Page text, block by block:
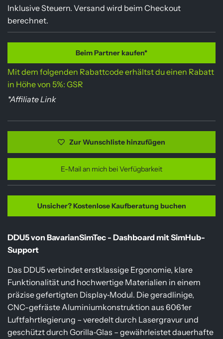
o
n
e
r
p
e
i
e
g
l
ä
r
r
P
i
s
Inklusive Steuern. Versand wird beim Checkout
berechnet.
Beim Partner kaufen*
Mit dem folgenden Rabattcode erhältst du einen Rabatt
in Höhe von 5%: GSR
*Affiliate Link
Zur Wunschliste hinzufügen
E-Mail an mich bei Verfügbarkeit
Unsicher? Kostenlose Kaufberatung buchen
DDU5 von BavarianSimTec - Dashboard mit SimHub-
Support
Das DDU5 verbindet erstklassige Ergonomie, klare
Funktionalität und hochwertige Materialien in einem
präzise gefertigten Display‑Modul. Die geradlinige,
CNC-gefräste Aluminiumkonstruktion aus 6061er
Luftfahrtlegierung – veredelt durch Lasergravur und
geschützt durch Gorilla‑Glas – gewährleistet dauerhafte